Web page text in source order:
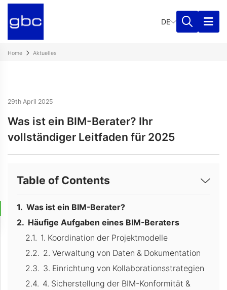
DE
Home Aktuelles
29th April 2025
Was ist ein BIM-Berater? Ihr
vollständiger Leitfaden für 2025
Table of Contents
Was ist ein BIM-Berater?
Häufige Aufgaben eines BIM-Beraters
1. Koordination der Projektmodelle
2. Verwaltung von Daten & Dokumentation
3. Einrichtung von Kollaborationsstrategien
4. Sicherstellung der BIM-Konformität &